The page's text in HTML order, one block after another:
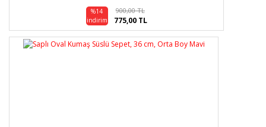
%14
indirim
900,00 TL
775,00 TL